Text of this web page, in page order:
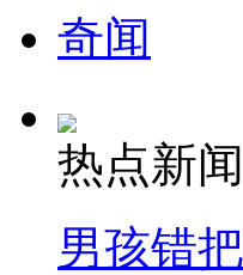
奇闻
热点新闻
男孩错